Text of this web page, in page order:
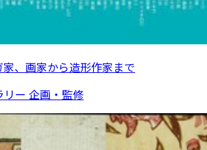
、画家から造形作家まで
ー 企画・監修